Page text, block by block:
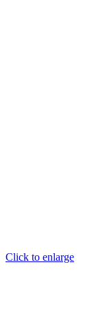
Click to enlarge